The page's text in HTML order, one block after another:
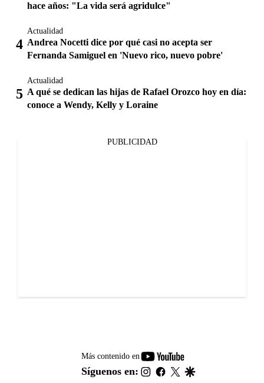
hace años: "La vida será agridulce"
Actualidad
Andrea Nocetti dice por qué casi no acepta ser
Fernanda Samiguel en 'Nuevo rico, nuevo pobre'
Actualidad
A qué se dedican las hijas de Rafael Orozco hoy en día:
conoce a Wendy, Kelly y Loraine
PUBLICIDAD
Más contenido en
youtube-
footer
Síguenos en: instagram
facebook
twitter